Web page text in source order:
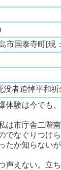
)
市国泰寺町[
没者追悼平和
体験は今でも
は市庁舎二階
でなぐりつけ
か知らないが
声えない。立